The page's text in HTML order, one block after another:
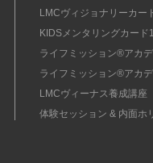
LMCヴィジョナリーカー
KIDSメンタリングカード
ライフミッション®︎アカ
ライフミッション®︎アカ
LMCヴィーナス養成講座
体験セッション & 内面ホ